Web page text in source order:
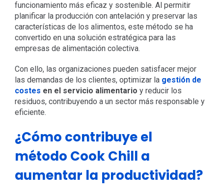
funcionamiento más eficaz y sostenible. Al permitir
planificar la producción con antelación y preservar las
características de los alimentos, este método se ha
convertido en una solución estratégica para las
empresas de alimentación colectiva.
Con ello, las organizaciones pueden satisfacer mejor
las demandas de los clientes, optimizar la gestión de
costes en el servicio alimentario y reducir los
residuos, contribuyendo a un sector más responsable y
eficiente.
¿Cómo contribuye el
método Cook Chill a
aumentar la productividad?